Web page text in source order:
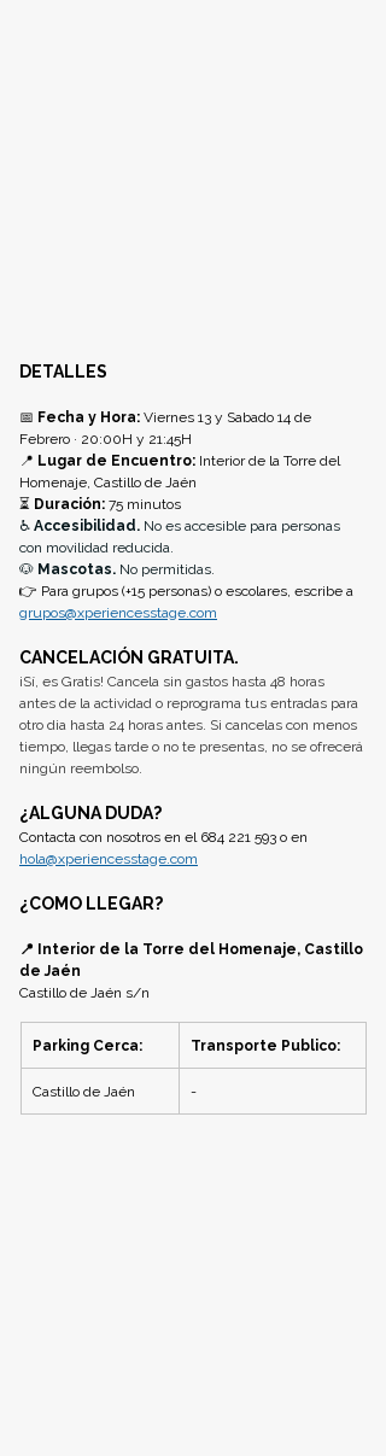
DETALLES
📅 Fecha y Hora: Viernes 13 y Sabado 14 de
Febrero · 20:00H y 21:45H
📍 Lugar de Encuentro: Interior de la Torre del
Homenaje, Castillo de Jaén
⏳ Duración: 75 minutos
♿ Accesibilidad. No es accesible para personas
con movilidad reducida.
🐶 Mascotas. No permitidas.
👉 Para grupos (+15 personas) o escolares, escribe a
grupos@xperiencesstage.com
CANCELACIÓN GRATUITA.
¡Sí, es Gratis! Cancela sin gastos hasta 48 horas
antes de la actividad o reprograma tus entradas para
otro dia hasta 24 horas antes. Si cancelas con menos
tiempo, llegas tarde o no te presentas, no se ofrecerá
ningún reembolso.
¿ALGUNA DUDA?
Contacta con nosotros en el 684 221 593 o en
hola@xperiencesstage.com
¿COMO LLEGAR?
📍 Interior de la Torre del Homenaje, Castillo
de Jaén
Castillo de Jaén s/n
Parking Cerca: Transporte Publico:
Castillo de Jaén -